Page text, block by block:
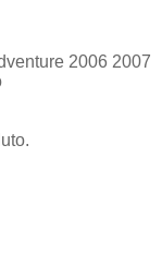
2006 2007